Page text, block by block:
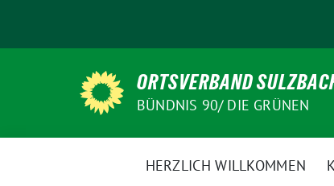
ORTSVERBAND
BÜNDNIS 90/ DIE GRÜNEN
HERZLICH WILLKOMMEN